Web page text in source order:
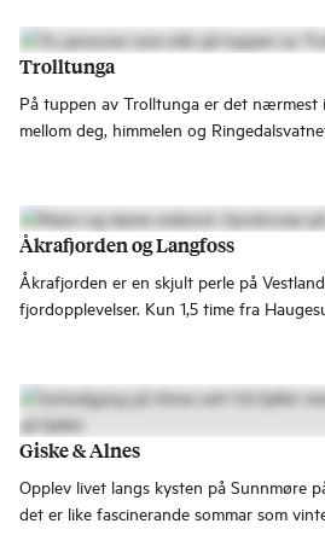
Trolltunga
På tuppen av Trolltunga er det nærmest
mellom deg, himmelen og
Åkrafjorden og Langfoss
Åkrafjorden er en skjult perle på
fjordopplevelser. Kun 1,5 time fra
Giske & Alnes
Opplev livet langs kysten på Sunnmøre
det er like fascinerande sommar som